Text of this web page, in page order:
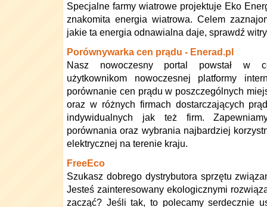
Specjalne farmy wiatrowe projektuje Eko
znakomita energia wiatrowa. Celem
jakie ta energia odnawialna daje, sprawdź
Porównywarka cen prądu - Enerad.pl
Nasz nowoczesny portal powstał w
użytkownikom nowoczesnej platformy
porównanie cen prądu w poszczególnych
oraz w różnych firmach dostarczających
indywidualnych jak też firm.
porównania oraz wybrania najbardziej
elektrycznej na terenie kraju.
FreeEco
Szukasz dobrego dystrybutora sprzętu
Jesteś zainteresowany ekologicznymi
zacząć? Jeśli tak, to polecamy serdecznie